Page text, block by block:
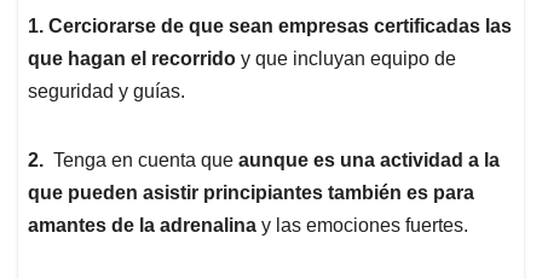
1. Cerciorarse de que sean empresas certificadas las
que hagan el recorrido y que incluyan equipo de
seguridad y guías.
2. Tenga en cuenta que aunque es una actividad a la
que pueden asistir principiantes también es para
amantes de la adrenalina y las emociones fuertes.